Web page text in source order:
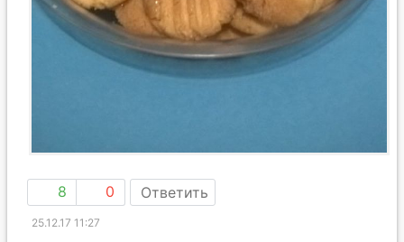
8 0 Ответить
25.12.17 11:27